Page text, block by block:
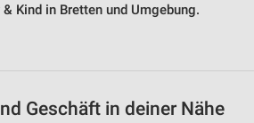
Kind in Bretten und Umgebung.
Geschäft in deiner Nähe